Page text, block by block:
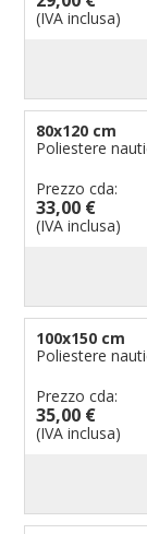
(IVA inclusa)
80x120 cm
Poliestere
Prezzo cda:
33,00 €
(IVA inclusa)
100x150 cm
Poliestere
Prezzo cda:
35,00 €
(IVA inclusa)